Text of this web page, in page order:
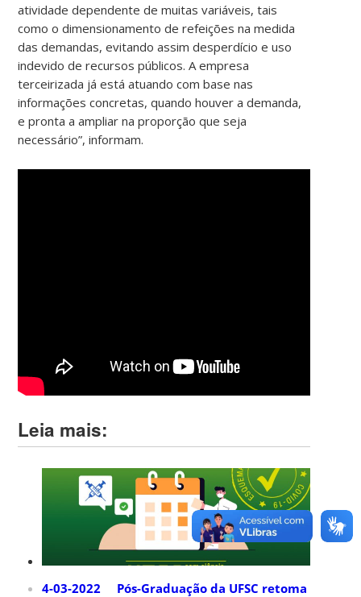
atividade dependente de muitas variáveis, tais
como o dimensionamento de refeições na medida
das demandas, evitando assim desperdício e uso
indevido de recursos públicos. A empresa
terceirizada já está atuando com base nas
informações concretas, quando houver a demanda,
e pronta a ampliar na proporção que seja
necessário”, informam.
Leia mais:
4-03-2022 Pós-Graduação da UFSC retoma